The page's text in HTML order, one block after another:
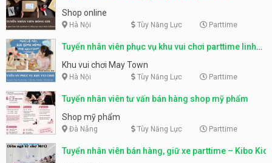
Shop online
Hà Nội Tùy Năng Lực Parttime
Tuyển nhân viên phục vụ khu vui chơi parttime linh
động
Khu vui chơi May Town
Hà Nội Tùy Năng Lực Parttime
Tuyển nhân viên tư vấn bán hàng shop mỹ phẩm
Shop mỹ phẩm
Đà Nẵng Tùy Năng Lực Parttime
Tuyển nhân viên bán hàng, giữ xe parttime – Kibo Kid